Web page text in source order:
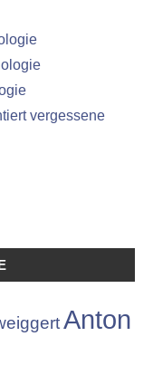
vergessene
Anton